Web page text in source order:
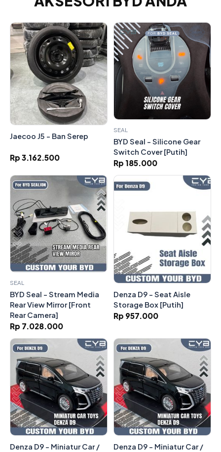
Jaecoo J5 - Ban Serep
Rp 3.162.500
SEAL
BYD Seal - Silicone Gear
Switch Cover [Putih]
Rp 185.000
SEAL
BYD Seal - Stream Media
Rear View Mirror [Front
Rear Camera]
Rp 7.028.000
Denza D9 - Seat Aisle
Storage Box [Putih]
Rp 957.000
Denza D9 - Miniatur Car /
Denza D9 - Miniatur Car /